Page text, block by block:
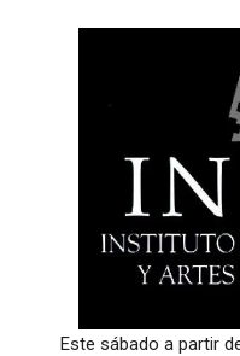
Este sábado a partir